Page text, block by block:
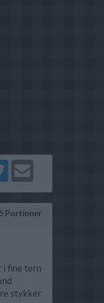
Send
6 Portioner
i fine tern
stykker